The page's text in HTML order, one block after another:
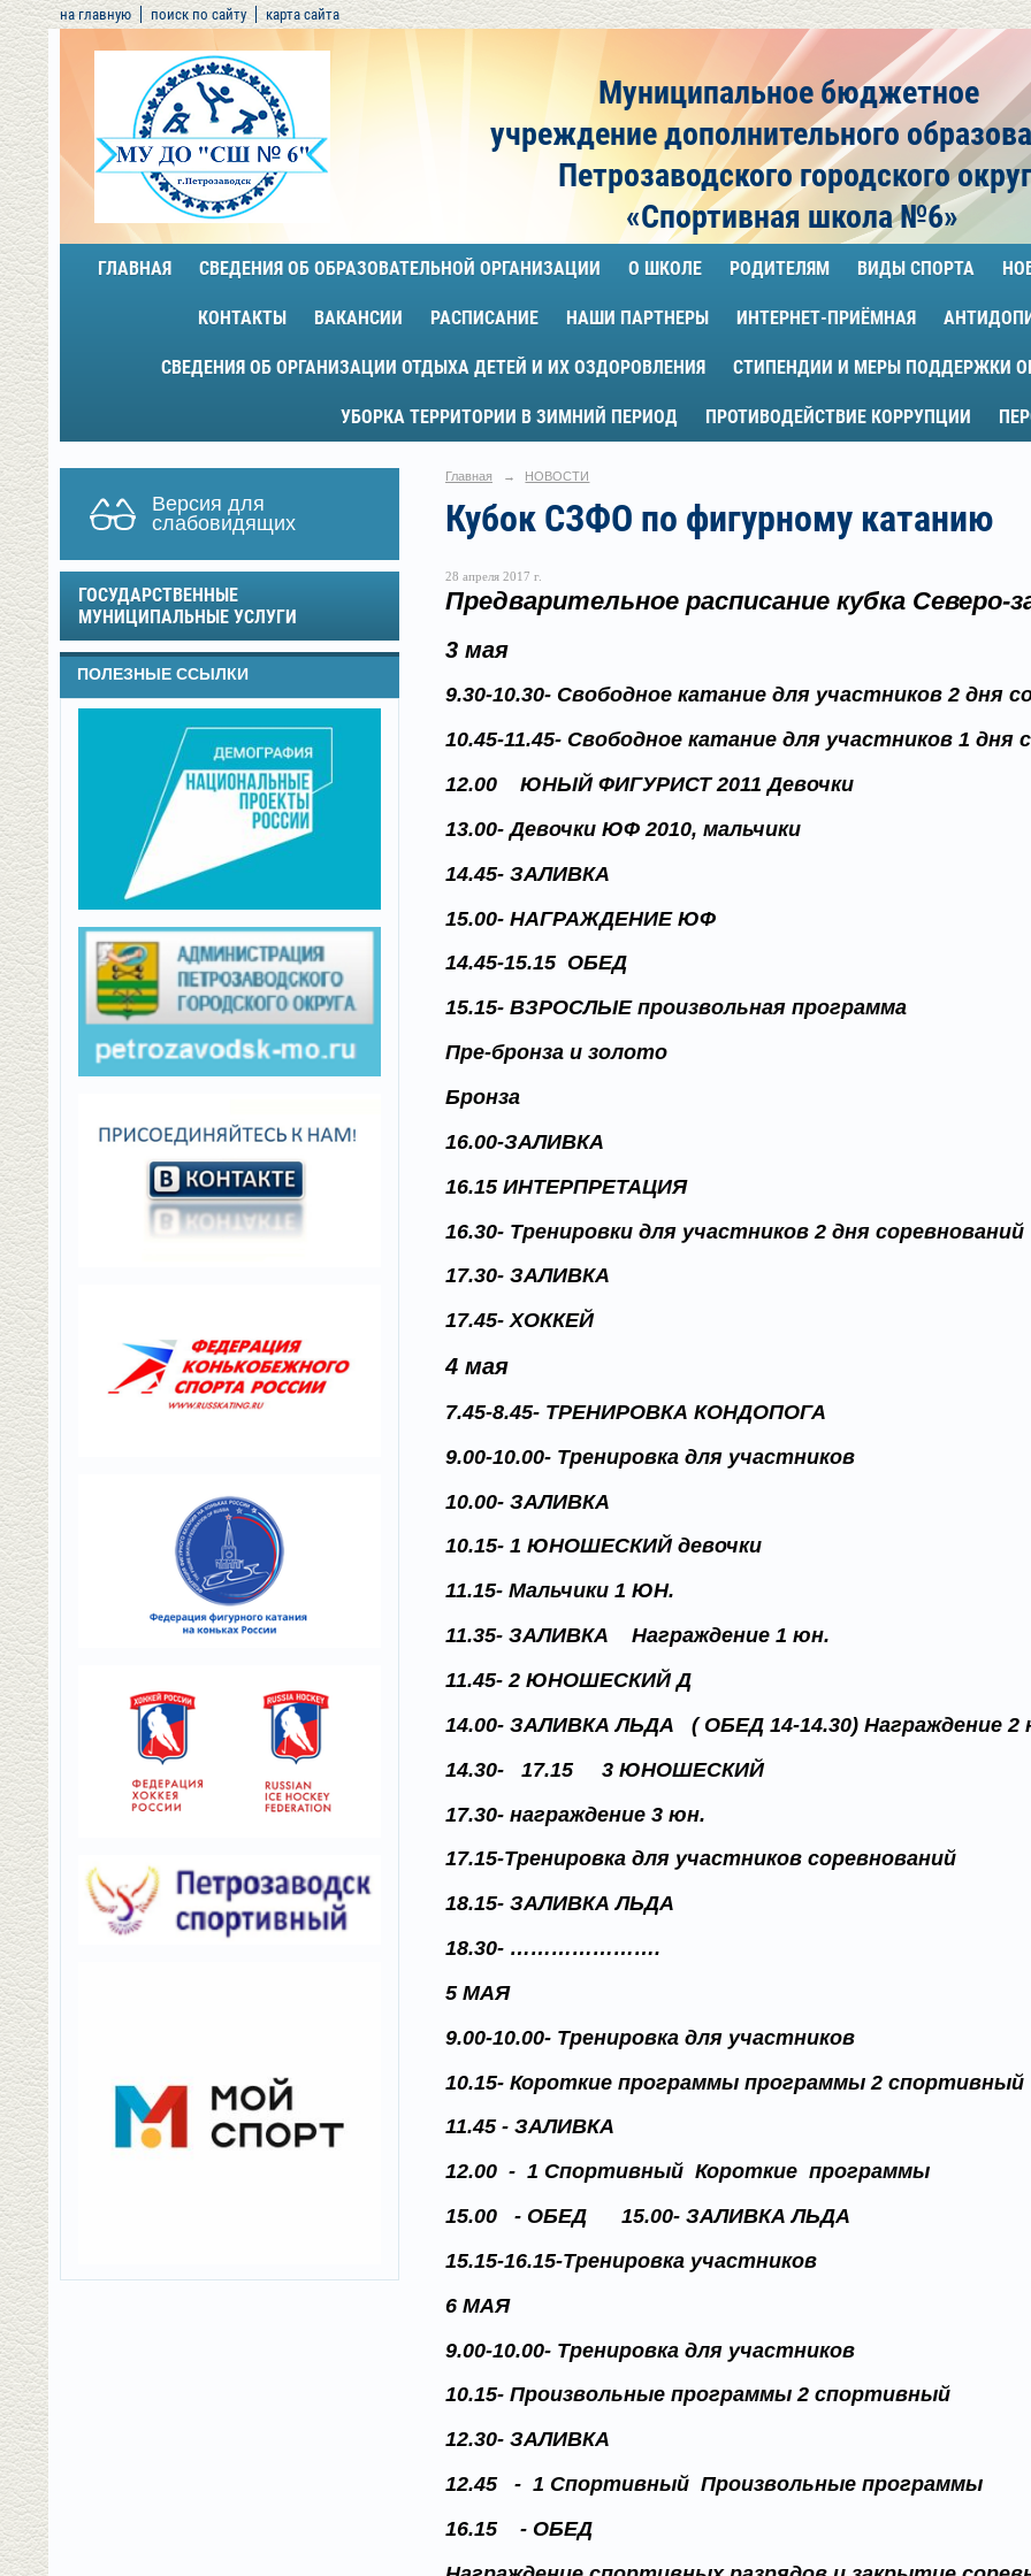
на главную поиск по сайту карта сайта
Муниципальное бюджетное
учреждениедополнительного
Петрозаводского городского
«Спортивная школа №6»
ГЛАВНАЯ СВЕДЕНИЯ ОБ ОБРАЗОВАТЕЛЬНОЙ ОРГАНИЗАЦИИ О ШКОЛЕ РОДИТЕЛЯМ ВИДЫ СПОРТА
КОНТАКТЫ ВАКАНСИИ РАСПИСАНИЕ НАШИ ПАРТНЕРЫ ИНТЕРНЕТ-ПРИЁМНАЯ
СВЕДЕНИЯ ОБ ОРГАНИЗАЦИИ ОТДЫХА ДЕТЕЙ И ИХ ОЗДОРОВЛЕНИЯ СТИПЕНДИИ И МЕРЫ ПОДДЕРЖКИ
УБОРКА ТЕРРИТОРИИ В ЗИМНИЙ ПЕРИОД ПРОТИВОДЕЙСТВИЕ КОРРУПЦИИ
Версия для
слабовидящих
ГОСУДАРСТВЕННЫЕ
МУНИЦИПАЛЬНЫЕ УСЛУГИ
ПОЛЕЗНЫЕ ССЫЛКИ
Главная → НОВОСТИ
Кубок СЗФО по фигурному катанию
28 апреля 2017 г.
Предварительное расписание кубка Северо-
3 мая
9.30-10.30- Свободное катание для участников 2 дня
10.45-11.45- Свободное катание для участников 1
12.00 ЮНЫЙ ФИГУРИСТ 2011 Девочки
13.00- Девочки ЮФ 2010, мальчики
14.45- ЗАЛИВКА
15.00- НАГРАЖДЕНИЕ ЮФ
14.45-15.15 ОБЕД
15.15- ВЗРОСЛЫЕ произвольная программа
Пре-бронза и золото
Бронза
16.00-ЗАЛИВКА
16.15 ИНТЕРПРЕТАЦИЯ
16.30- Тренировки для участников 2 дня соревнований
17.30- ЗАЛИВКА
17.45- ХОККЕЙ
4 мая
7.45-8.45- ТРЕНИРОВКА КОНДОПОГА
9.00-10.00- Тренировка для участников
10.00- ЗАЛИВКА
10.15- 1 ЮНОШЕСКИЙ девочки
11.15- Мальчики 1 ЮН.
11.35- ЗАЛИВКА Награждение 1 юн.
11.45- 2 ЮНОШЕСКИЙ Д
14.00- ЗАЛИВКА ЛЬДА ( ОБЕД 14-14.30) Награждение 2
14.30- 17.15 3 ЮНОШЕСКИЙ
17.30- награждение 3 юн.
17.15-Тренировка для участников соревнований
18.15- ЗАЛИВКА ЛЬДА
18.30- ………………….
5 МАЯ
9.00-10.00- Тренировка для участников
10.15- Короткие программы программы 2
11.45 - ЗАЛИВКА
12.00 - 1 Спортивный Короткие программы
15.00 - ОБЕД 15.00- ЗАЛИВКА ЛЬДА
15.15-16.15-Тренировка участников
6 МАЯ
9.00-10.00- Тренировка для участников
10.15- Произвольные программы 2 спортивный
12.30- ЗАЛИВКА
12.45 - 1 Спортивный Произвольные программы
16.15 - ОБЕД